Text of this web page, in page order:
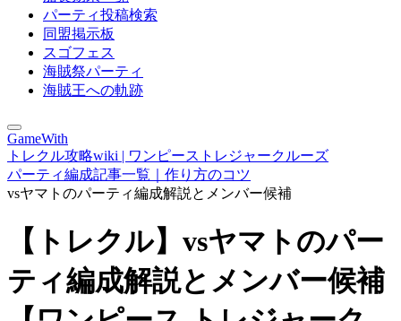
パーティ投稿検索
同盟掲示板
スゴフェス
海賊祭パーティ
海賊王への軌跡
GameWith
トレクル攻略wiki | ワンピーストレジャークルーズ
パーティ編成記事一覧｜作り方のコツ
vsヤマトのパーティ編成解説とメンバー候補
【トレクル】vsヤマトのパー
ティ編成解説とメンバー候補